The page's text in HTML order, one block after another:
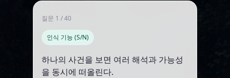
질문 1 / 40
인식 기능 (S/N)
하나의 사건을 보면 여러 해석과 가능성
을 동시에 떠올린다.